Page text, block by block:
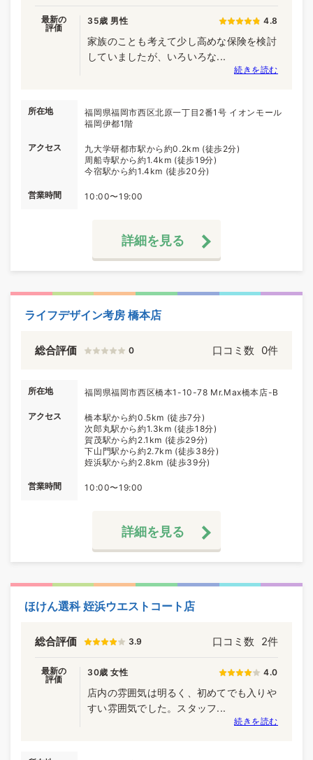
最新の
評価
35歳 男性 4.8
家族のことも考えて少し高めな保険を検討
していましたが、いろいろな...
続きを読む
所在地
福岡県福岡市西区北原一丁目2番1号 イオンモール
福岡伊都1階
アクセス
九大学研都市駅から約0.2km (徒歩2分)
周船寺駅から約1.4km (徒歩19分)
今宿駅から約1.4km (徒歩20分)
営業時間 10:00〜19:00
詳細を見る
ライフデザイン考房 橋本店
総合評価 0 口コミ数 0件
所在地 福岡県福岡市西区橋本1-10-78 Mr.Max橋本店-B
アクセス
橋本駅から約0.5km (徒歩7分)
次郎丸駅から約1.3km (徒歩18分)
賀茂駅から約2.1km (徒歩29分)
下山門駅から約2.7km (徒歩38分)
姪浜駅から約2.8km (徒歩39分)
営業時間 10:00〜19:00
詳細を見る
ほけん選科 姪浜ウエストコート店
総合評価 3.9 口コミ数 2件
最新の
評価
30歳 女性 4.0
店内の雰囲気は明るく、初めてでも入りや
すい雰囲気でした。スタッフ...
続きを読む